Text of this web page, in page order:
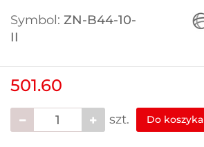
Symbol: ZN-B44-10-
II
501.60
szt. Do koszyka